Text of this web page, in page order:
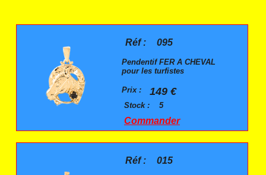
Réf : 095
Pendentif FER A CHEVAL
pour les turfistes
Prix : 149 €
Stock : 5
Commander
Réf : 015